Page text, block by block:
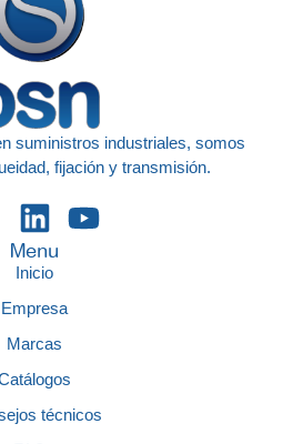
suministros industriales, somos
fijación y transmisión.
Menu
Inicio
Empresa
Marcas
técnicos